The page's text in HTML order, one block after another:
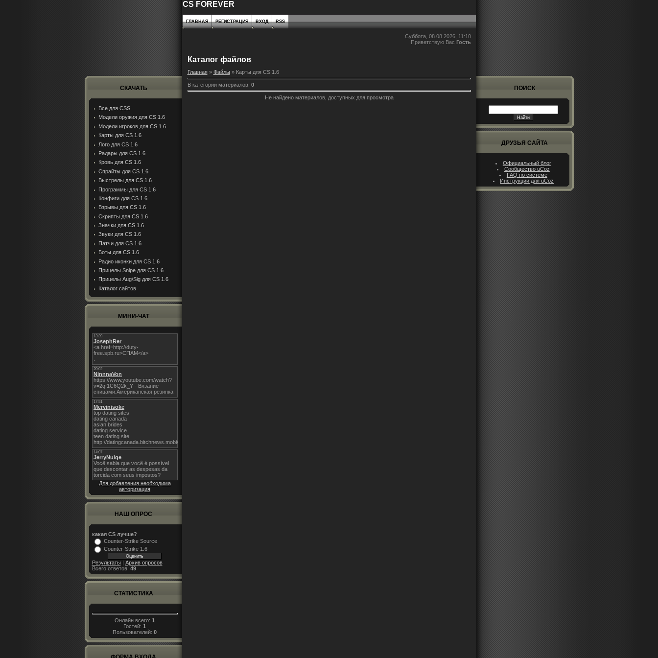
СКАЧАТЬ
Все для CSS
Модели оружия для CS 1.6
Модели игроков для CS 1.6
Карты для CS 1.6
Лого для CS 1.6
Радары для CS 1.6
Кровь для CS 1.6
Спрайты для CS 1.6
Выстрелы для CS 1.6
Программы для CS 1.6
Конфиги для CS 1.6
Взрывы для CS 1.6
Скрипты для CS 1.6
Значки для CS 1.6
Звуки для CS 1.6
Патчи для CS 1.6
Боты для CS 1.6
Радио иконки для CS 1.6
Прицелы Snipe для CS 1.6
Прицелы Aug/Sig для CS 1.6
Каталог сайтов
МИНИ-ЧАТ
Для добавления необходима
авторизация
НАШ ОПРОС
какая CS лучше?
Counter-Strike Source
Counter-Strike 1.6
Результаты| Архив опросов
Всего ответов: 49
СТАТИСТИКА
Онлайн всего: 1
Гостей: 1
Пользователей: 0
CS FOREVER
ГЛАВНАЯ РЕГИСТРАЦИЯ ВХОД RSS
Суббота, 08.08.2026, 11:10
Приветствую Вас Гость
Каталог файлов
Главная» Файлы » Карты для CS 1.6
В категории материалов: 0
Не найдено материалов, доступных для просмотра
ПОИСК
ДРУЗЬЯ САЙТА
Официальный блог
Сообщество uCoz
FAQ по системе
Инструкции для uCoz